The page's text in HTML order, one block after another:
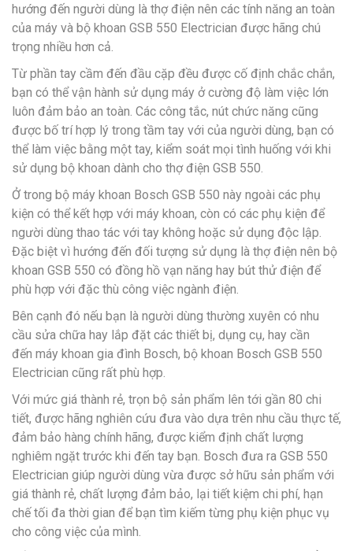
hướng đến người dùng là thợ điện nên các tính năng an toàn
của máy và bộ khoan GSB 550 Electrician được hãng chú
trọng nhiều hơn cả.
Từ phần tay cầm đến đầu cặp đều được cố định chắc chắn,
bạn có thể vận hành sử dụng máy ở cường độ làm việc lớn
luôn đảm bảo an toàn. Các công tắc, nút chức năng cũng
được bố trí hợp lý trong tầm tay với của người dùng, bạn có
thể làm việc bằng một tay, kiểm soát mọi tình huống với khi
sử dụng bộ khoan dành cho thợ điện GSB 550.
Ở trong bộ máy khoan Bosch GSB 550 này ngoài các phụ
kiện có thể kết hợp với máy khoan, còn có các phụ kiện để
người dùng thao tác với tay không hoặc sử dụng độc lập.
Đặc biệt vì hướng đến đối tượng sử dụng là thợ điện nên bộ
khoan GSB 550 có đồng hồ vạn năng hay bút thử điện để
phù hợp với đặc thù công việc ngành điện.
Bên cạnh đó nếu bạn là người dùng thường xuyên có nhu
cầu sửa chữa hay lắp đặt các thiết bị, dụng cụ, hay cần
đến máy khoan gia đình Bosch, bộ khoan Bosch GSB 550
Electrician cũng rất phù hợp.
Với mức giá thành rẻ, trọn bộ sản phẩm lên tới gần 80 chi
tiết, được hãng nghiên cứu đưa vào dựa trên nhu cầu thực tế,
đảm bảo hàng chính hãng, được kiểm định chất lượng
nghiêm ngặt trước khi đến tay bạn. Bosch đưa ra GSB 550
Electrician giúp người dùng vừa được sở hữu sản phẩm với
giá thành rẻ, chất lượng đảm bảo, lại tiết kiệm chi phí, hạn
chế tối đa thời gian để bạn tìm kiếm từng phụ kiện phục vụ
cho công việc của mình.